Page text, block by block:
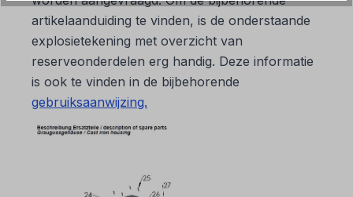
artikelaanduiding te vinden, is de onderstaande
explosietekening met overzicht van
reserveonderdelen erg handig. Deze informatie
is ook te vinden in de bijbehorende
gebruiksaanwijzing.